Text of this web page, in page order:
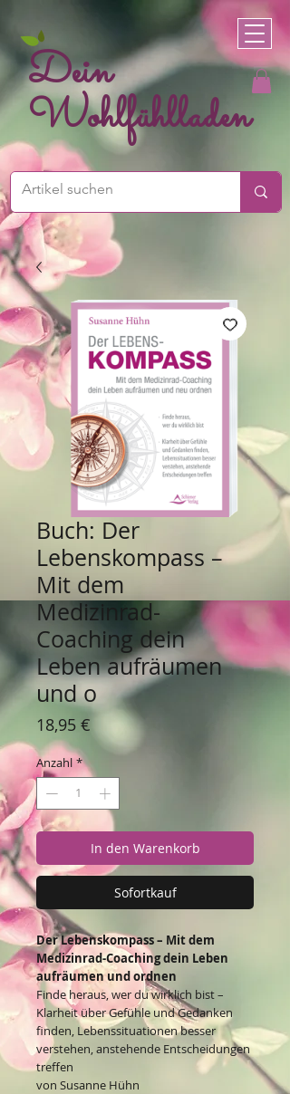
Dein
Wohlfühlladen
Buch: Der
Lebenskompass –
Mit dem
Medizinrad-
Coaching dein
Leben aufräumen
und o
18,95 € Preis
Anzahl *
In den Warenkorb
Sofortkauf
Der Lebenskompass – Mit dem
Medizinrad-Coaching dein Leben
aufräumen und ordnen
Finde heraus, wer du wirklich bist –
Klarheit über Gefühle und Gedanken
finden, Lebenssituationen besser
verstehen, anstehende Entscheidungen
treffen
von Susanne Hühn